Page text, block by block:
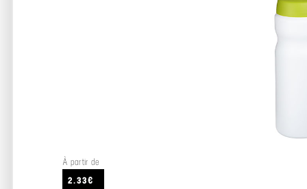
À partir de
2.33€